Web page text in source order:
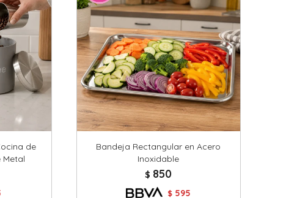
de
Bandeja Rectangular en Acero
Inoxidable
$ 850
$ 595